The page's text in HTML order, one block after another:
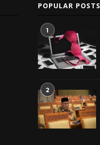
POPULAR POSTS
1
2